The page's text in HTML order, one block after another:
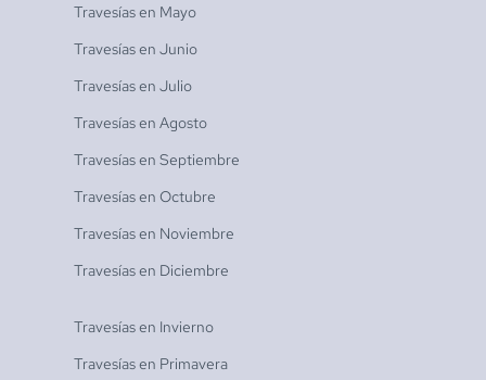
Travesías en Mayo
Travesías en Junio
Travesías en Julio
Travesías en Agosto
Travesías en Septiembre
Travesías en Octubre
Travesías en Noviembre
Travesías en Diciembre
Travesías en Invierno
Travesías en Primavera